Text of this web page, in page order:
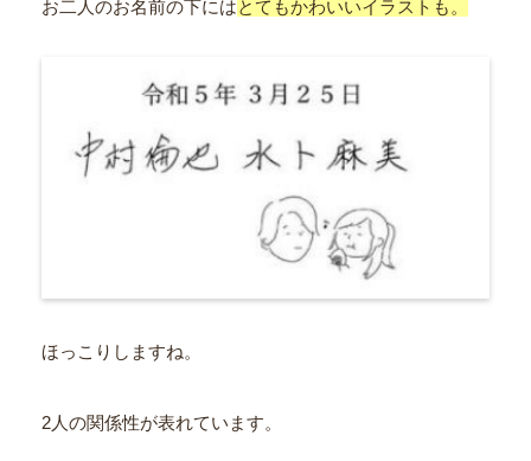
お二人のお名前の下にはとてもかわいいイラストも。
ほっこりしますね。
2人の関係性が表れています。